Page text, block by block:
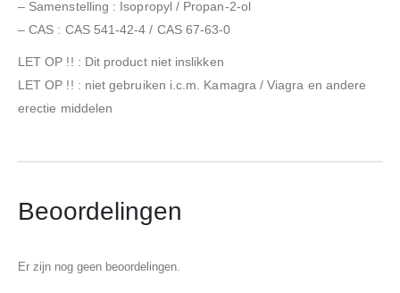
– Samenstelling : Isopropyl / Propan-2-ol
– CAS : CAS 541-42-4 / CAS 67-63-0
LET OP !! : Dit product niet inslikken
LET OP !! : niet gebruiken i.c.m. Kamagra / Viagra en andere
erectie middelen
Beoordelingen
Er zijn nog geen beoordelingen.